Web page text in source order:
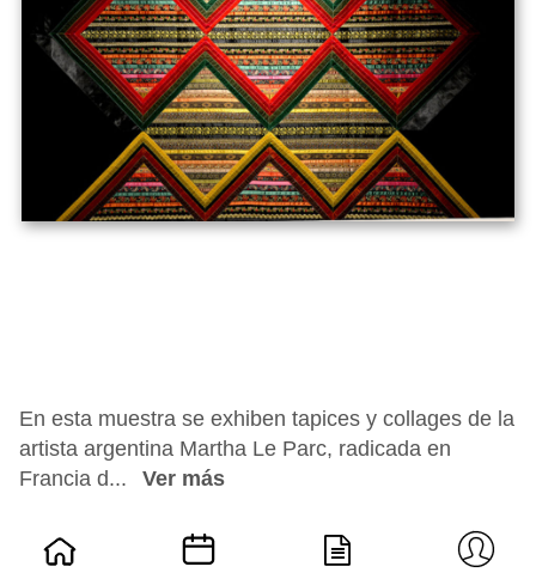
En esta muestra se exhiben tapices y collages de la
artista argentina Martha Le Parc, radicada en
Francia d...
Ver más